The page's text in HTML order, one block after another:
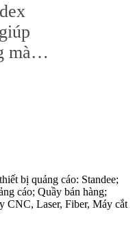
mà
sản
bị quảng cáo: Standee;
cáo; Quầy bán hàng;
CNC, Laser, Fiber, Máy cắt